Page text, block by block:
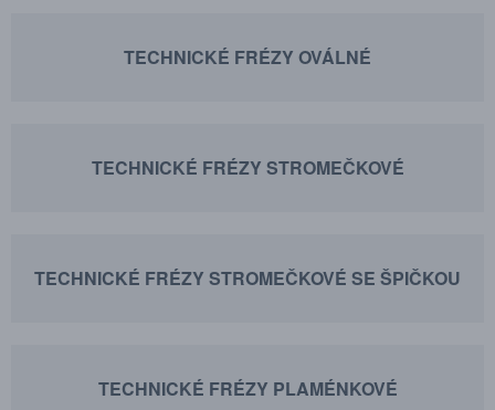
TECHNICKÉ FRÉZY OVÁLNÉ
TECHNICKÉ FRÉZY STROMEČKOVÉ
TECHNICKÉ FRÉZY STROMEČKOVÉ SE ŠPIČKOU
TECHNICKÉ FRÉZY PLAMÉNKOVÉ